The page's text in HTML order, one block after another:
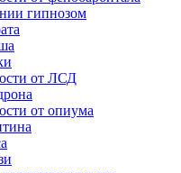
гипнозом
от ЛСД
от опиума